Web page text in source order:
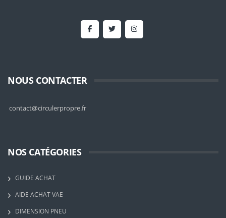
NOUS CONTACTER
contact@circulerpropre.fr
NOS CATÉGORIES
GUIDE ACHAT
AIDE ACHAT VAE
DIMENSION PNEU